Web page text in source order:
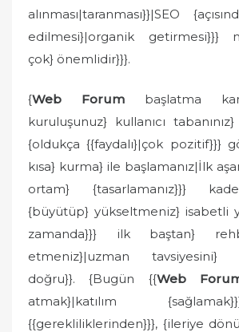
alınması|taranması}}|SEO
edilmesi}|organik getirmesi}}}
çok} önemlidir}}}.
{Web Forum başlatma
kuruluşunuz} kullanıcı
{oldukça {{faydalı}|çok pozitif}}}
kısa} kurma} ile başlamanız|İlk
ortam} {tasarlamanız}}}
{büyütüp} yükseltmeniz} isabetli
zamanda}}} ilk baştan}
etmeniz}|uzman tavsiyesini}
doğru}}. {Bugün {{Web
atmak}|katılım
{{gerekliliklerinden}}}, {ileriye